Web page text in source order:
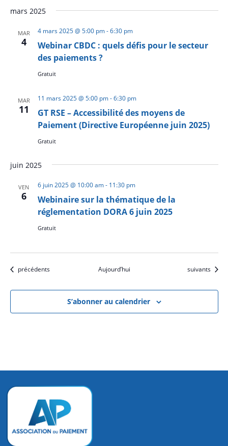
mars 2025
MAR
4
Webinar CBDC : quels défis pour le secteur
des paiements ?
4 mars 2025 @ 5:00 pm-6:30 pm
Gratuit
MAR
11
GT RSE – Accessibilité des moyens de
Paiement (Directive Européenne juin 2025)
11 mars 2025 @ 5:00 pm-6:30 pm
Gratuit
juin 2025
VEN
6
Webinaire sur la thématique de la
réglementation DORA 6 juin 2025
6 juin 2025 @ 10:00 am- 11:30 pm
Gratuit
Évènements
précédents Aujourd’hui Évènements
suivants
S’abonner au calendrier